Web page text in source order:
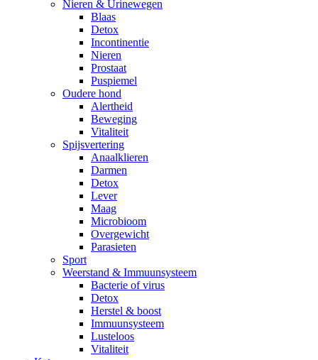
Nieren & Urinewegen
Blaas
Detox
Incontinentie
Nieren
Prostaat
Puspiemel
Oudere hond
Alertheid
Beweging
Vitaliteit
Spijsvertering
Anaalklieren
Darmen
Detox
Lever
Maag
Microbioom
Overgewicht
Parasieten
Sport
Weerstand & Immuunsysteem
Bacterie of virus
Detox
Herstel & boost
Immuunsysteem
Lusteloos
Vitaliteit